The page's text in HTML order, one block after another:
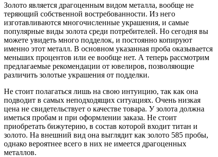
Золото является драгоценным видом металла, вообще не
теряющий собственной востребованности. Из него
изготавливаются многочисленные украшения, и самые
популярные виды золота среди потребителей. Но сегодня вы
можете увидеть много подделок, и постоянно копируют
именно этот металл. В основном указанная проба оказывается
меньших процентов или ее вообще нет. А теперь рассмотрим
предлагаемые рекомендации от ювелиров, позволяющие
различить золотые украшения от подделки.
Не стоит полагаться лишь на свою интуицию, так как она
подводит в самых неподходящих ситуациях. Очень низкая
цена не свидетельствует о качестве товара. У золота должна
иметься пробам и при оформлении заказа. Не стоит
приобретать бижутерию, в состав которой входит титан и
золото. На внешний вид она выглядит как золото 585 пробы,
однако вероятнее всего в них не имеется драгоценных
металлов.